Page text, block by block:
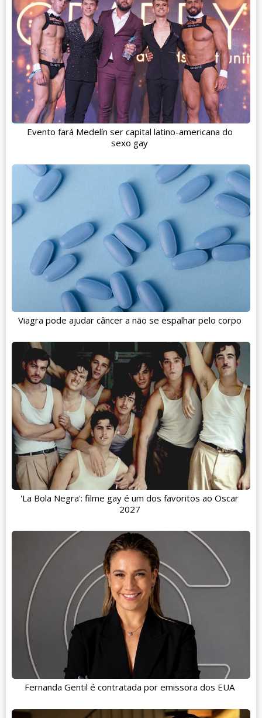
Evento fará Medelín ser capital latino-americana do
sexo gay
Viagra pode ajudar câncer a não se espalhar pelo corpo
'La Bola Negra': filme gay é um dos favoritos ao Oscar
2027
Fernanda Gentil é contratada por emissora dos EUA